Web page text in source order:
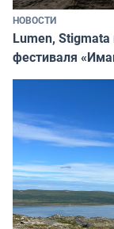
НОВОСТИ
Lumen,
фестиваля